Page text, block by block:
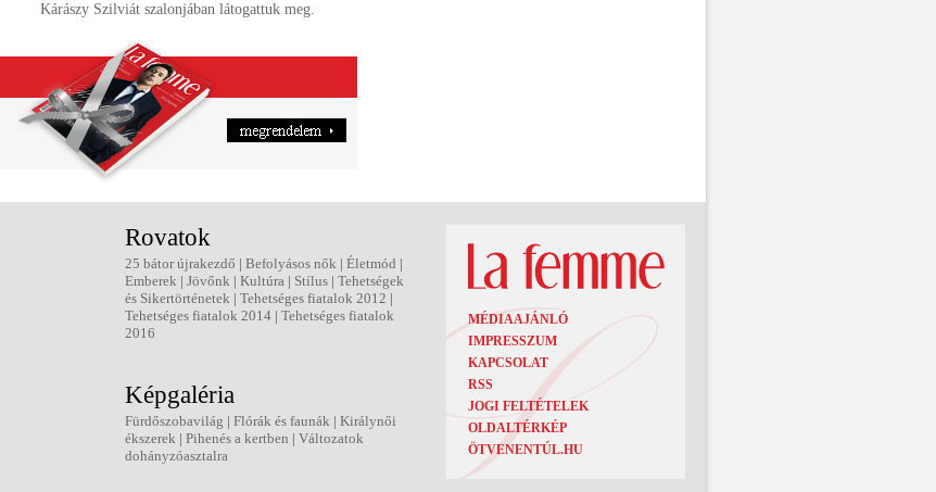
Kárászy Szilviát szalonjában látogattuk meg.
Rovatok
25 bátor újrakezdő | Befolyásos nők | Életmód |
Emberek | Jövőnk | Kultúra | Stílus | Tehetségek
és Sikertörténetek | Tehetséges fiatalok 2012 |
Tehetséges fiatalok 2014 | Tehetséges fiatalok
2016
MÉDIAAJÁNLÓ
IMPRESSZUM
KAPCSOLAT
RSS
JOGI FELTÉTELEK
OLDALTÉRKÉP
ÖTVENENTÚL.HU
Képgaléria
Fürdőszobavilág | Flórák és faunák | Királynői
ékszerek | Pihenés a kertben | Változatok
dohányzóasztalra